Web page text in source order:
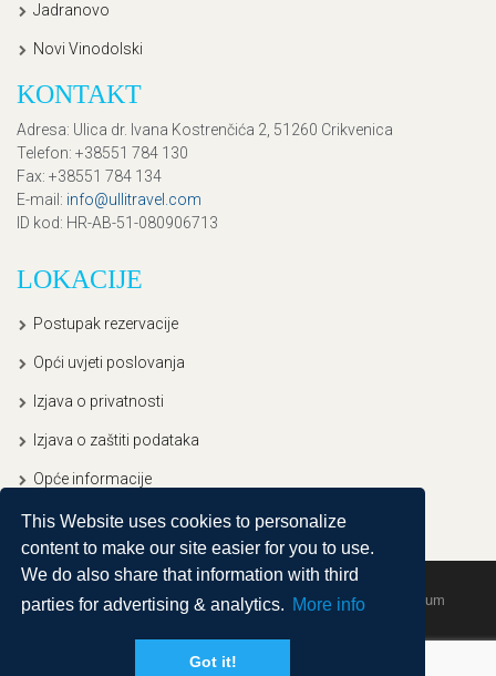
This Website uses cookies to personalize
content to make our site easier for you to use.
We do also share that information with third
parties for advertising & analytics. More info
Got it!
Jadranovo
Novi Vinodolski
KONTAKT
Adresa: Ulica dr. Ivana Kostrenčića 2, 51260 Crikvenica
Telefon: +38551 784 130
Fax: +38551 784 134
E-mail : info@ullitravel.com
ID kod: HR-AB-51-080906713
LOKACIJE
Postupak rezervacije
Opći uvjeti poslovanja
Izjava o privatnosti
Izjava o zaštiti podataka
Opće informacije
Copyright © 2020, Ullitravel |Sitemap| Powered by Agendum